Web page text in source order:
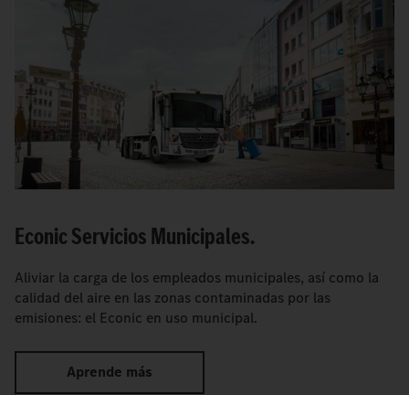
Econic Servicios Municipales.
Aliviar la carga de los empleados municipales, así como la
calidad del aire en las zonas contaminadas por las
emisiones: el Econic en uso municipal.
Aprende más